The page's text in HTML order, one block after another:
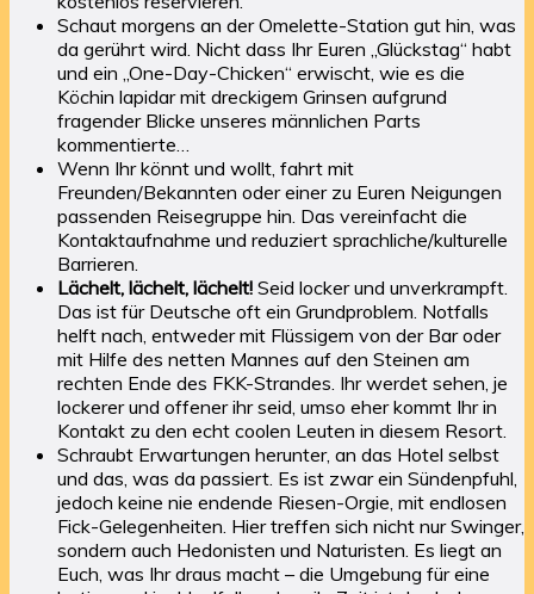
Schaut morgens an der Omelette-Station gut hin, was
da gerührt wird. Nicht dass Ihr Euren „Glückstag“ habt
und ein „One-Day-Chicken“ erwischt, wie es die
Köchin lapidar mit dreckigem Grinsen aufgrund
fragender Blicke unseres männlichen Parts
kommentierte…
Wenn Ihr könnt und wollt, fahrt mit
Freunden/Bekannten oder einer zu Euren Neigungen
passenden Reisegruppe hin. Das vereinfacht die
Kontaktaufnahme und reduziert sprachliche/kulturelle
Barrieren.
Lächelt, lächelt, lächelt! Seid locker und unverkrampft.
Das ist für Deutsche oft ein Grundproblem. Notfalls
helft nach, entweder mit Flüssigem von der Bar oder
mit Hilfe des netten Mannes auf den Steinen am
rechten Ende des FKK-Strandes. Ihr werdet sehen, je
lockerer und offener ihr seid, umso eher kommt Ihr in
Kontakt zu den echt coolen Leuten in diesem Resort.
Schraubt Erwartungen herunter, an das Hotel selbst
und das, was da passiert. Es ist zwar ein Sündenpfuhl,
jedoch keine nie endende Riesen-Orgie, mit endlosen
Fick-Gelegenheiten. Hier treffen sich nicht nur Swinger,
sondern auch Hedonisten und Naturisten. Es liegt an
Euch, was Ihr draus macht – die Umgebung für eine